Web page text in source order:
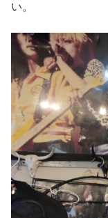
い。